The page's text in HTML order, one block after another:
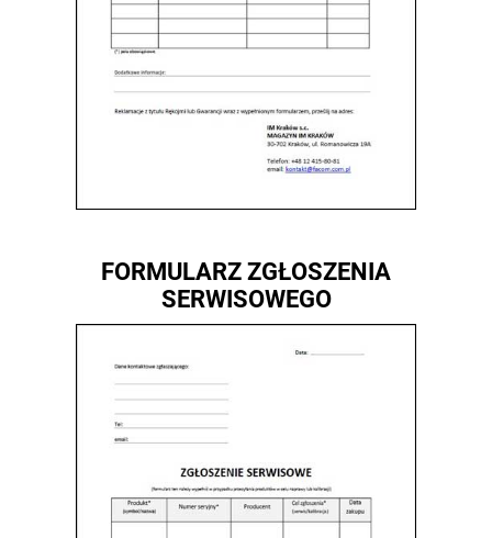
FORMULARZ ZGŁOSZENIA
SERWISOWEGO